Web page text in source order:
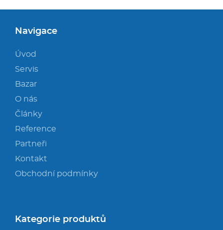
Navigace
Úvod
Servis
Bazar
O nás
Články
Reference
Partneři
Kontakt
Obchodní podmínky
Kategorie produktů